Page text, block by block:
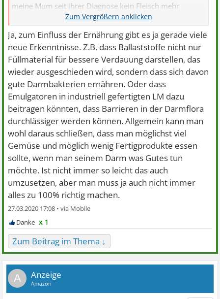
meine Mum seit ihrer Diagnose kein Fleisch mehr
gegessen. Der Krebs kam nie zurück. Ein hoher
Fleischkonsum steht in extrem engem Zusammenhang
mit Darmkrebs, das wollte ich nur noch anmerken, ich
hoffe ich löse damit jetzt keine Ernährungsdiskussion
aus, aber darüber lohnt es sich mal, sich zu informieren.
Ja, zum Einfluss der Ernährung gibt es ja gerade viele
neue Erkenntnisse. Z.B. dass Ballaststoffe nicht nur
Füllmaterial für bessere Verdauung darstellen, das
wieder ausgeschieden wird, sondern dass sich davon
gute Darmbakterien ernähren. Oder dass
Emulgatoren in industriell gefertigten LM dazu
beitragen könnten, dass Barrieren in der Darmflora
durchlässiger werden können. Allgemein kann man
wohl daraus schließen, dass man möglichst viel
Gemüse und möglich wenig Fertigprodukte essen
sollte, wenn man seinem Darm was Gutes tun
möchte. Ist nicht immer so leicht das auch
umzusetzen, aber man muss ja auch nicht immer
alles zu 100% richtig machen.
27.03.2020 17:08 •
x 1
Zum Beitrag im Thema ↓
A